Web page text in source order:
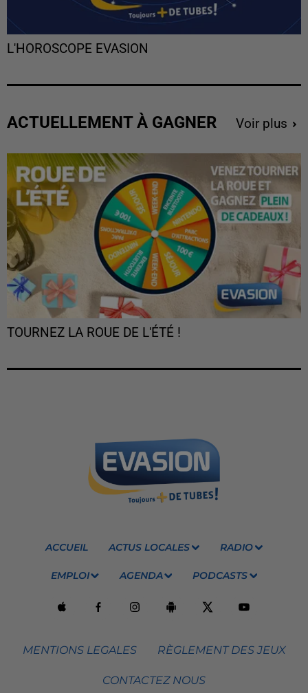
L'HOROSCOPE EVASION
ACTUELLEMENT À GAGNER Voir plus
TOURNEZ LA ROUE DE L'ÉTÉ !
ACCUEIL ACTUS LOCALES RADIO
EMPLOI AGENDA PODCASTS
MENTIONS LEGALES RÈGLEMENT DES JEUX
CONTACTEZ NOUS